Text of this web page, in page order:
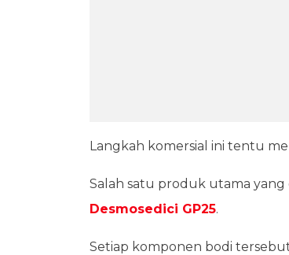
Langkah komersial ini tentu
Salah satu produk utama
Desmosedici GP25.
Setiap komponen bodi